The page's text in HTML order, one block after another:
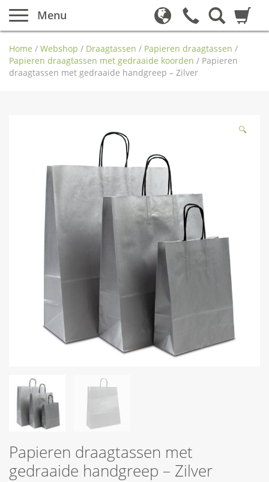
Menu
Home / Webshop / Draagtassen / Papieren draagtassen /
Papieren draagtassen met gedraaide koorden / Papieren
draagtassen met gedraaide handgreep – Zilver
🔍
Papieren draagtassen met
gedraaide handgreep – Zilver